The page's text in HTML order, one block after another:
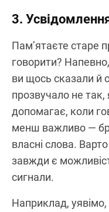
3.
Пам’ятаєте старе
говорити?
ви щось сказали й
прозвучало не
допомагає, коли
менш важливо —
власні слова.
завжди є
сигнали.
Наприклад,